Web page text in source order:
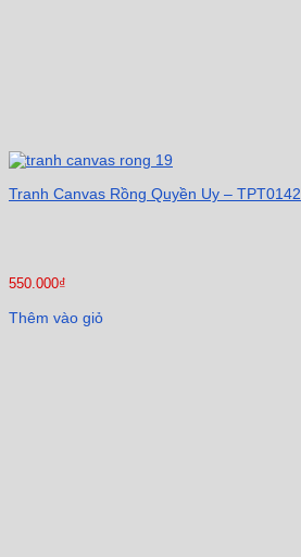
Tranh Canvas Rồng Quyền Uy – TPT0142
550.000₫
Thêm vào giỏ